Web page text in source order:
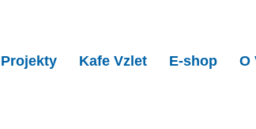
Projekty Kafe Vzlet E-shop O